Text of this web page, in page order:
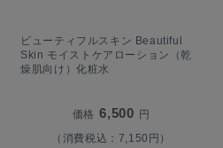
ビューティフルスキン Beautiful
Skin モイストケアローション（乾
燥肌向け）化粧水
価格 6,500 円
（消費税込：7,150円）